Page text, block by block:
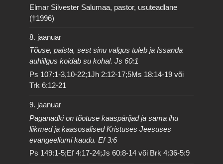
Elmar Silvester Salumaa, pastor, usuteadlane
(†1996)
8. jaanuar
Tõuse, paista, sest sinu valgus tuleb ja Issanda
auhiilgus koidab su kohal. Js 60:1
Ps 107:1-3,10-22;1Jh 2:12-17;5Ms 18:14-19 või
Trk 6:12-21
9. jaanuar
Paganadki on tõotuse kaaspärijad ja sama ihu
liikmed ja kaasosalised Kristuses Jeesuses
evangeeliumi kaudu. Ef 3:6
Ps 149:1-5;Ef 4:17-24;Js 60:8-14 või Brk 4:36-5:9